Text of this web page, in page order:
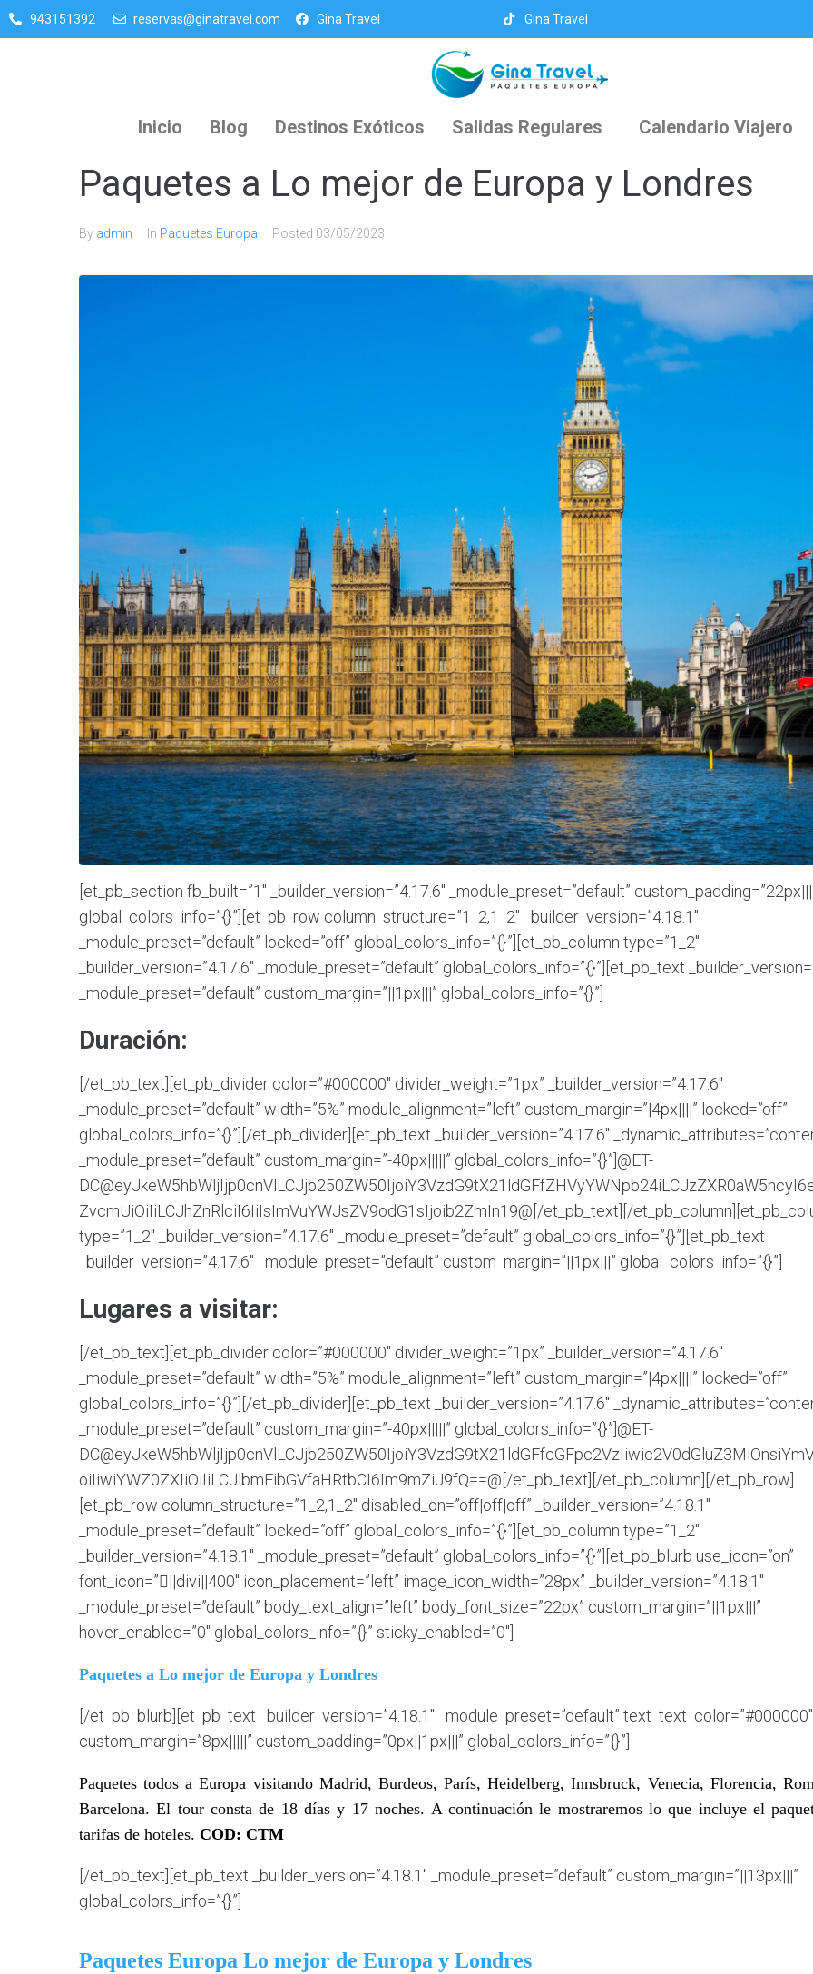
943151392 reservas@ginatravel.com Gina Travel Gina Travel
Inicio Blog Destinos Exóticos Salidas Regulares Calendario Viajero
Paquetes a Lo mejor de Europa y Londres
By admin In Paquetes Europa Posted 03/05/2023
[et_pb_section fb_built=”1″ _builder_version=”4.17.6″ _module_preset=”default”
global_colors_info=”{}”][et_pb_row column_structure=”1_2,1_2″ _builder_version=”4.18.1″
_module_preset=”default” locked=”off” global_colors_info=”{}”][et_pb_column type=”1_2″
_builder_version=”4.17.6″ _module_preset=”default” global_colors_info=”{}”][et_pb_text
_module_preset=”default” custom_margin=”||1px|||” global_colors_info=”{}”]
Duración:
[/et_pb_text][et_pb_divider color=”#000000″ divider_weight=”1px” _builder_version=”4.17.6″
_module_preset=”default” width=”5%” module_alignment=”left” custom_margin=”|4px||||” locked=”off”
global_colors_info=”{}”][/et_pb_divider][et_pb_text _builder_version=”4.17.6″
_module_preset=”default” custom_margin=”-40px|||||” global_colors_info=”{}”]@ET-
ZvcmUiOiIiLCJhZnRlciI6IiIsImVuYWJsZV9odG1sIjoib2ZmIn19@[/et_pb_text][/
type=”1_2″ _builder_version=”4.17.6″ _module_preset=”default” global_colors_info=”{}”][et_pb_text
_builder_version=”4.17.6″ _module_preset=”default” custom_margin=”||1px|||” global_colors_info=”{}”]
Lugares a visitar:
[/et_pb_text][et_pb_divider color=”#000000″ divider_weight=”1px” _builder_version=”4.17.6″
_module_preset=”default” width=”5%” module_alignment=”left” custom_margin=”|4px||||” locked=”off”
global_colors_info=”{}”][/et_pb_divider][et_pb_text _builder_version=”4.17.6″
_module_preset=”default” custom_margin=”-40px|||||” global_colors_info=”{}”]@ET-
oiIiwiYWZ0ZXIiOiIiLCJlbmFibGVfaHRtbCI6Im9mZiJ9fQ==@[/et_pb_text][/et_pb_column][/et_pb_row]
[et_pb_row column_structure=”1_2,1_2″ disabled_on=”off|off|off” _builder_version=”4.18.1″
_module_preset=”default” locked=”off” global_colors_info=”{}”][et_pb_column type=”1_2″
_builder_version=”4.18.1″ _module_preset=”default” global_colors_info=”{}”][et_pb_blurb use_icon=”on”
font_icon=”||divi||400″ icon_placement=”left” image_icon_width=”28px” _builder_version=”4.18.1″
_module_preset=”default” body_text_align=”left” body_font_size=”22px” custom_margin=”||1px|||”
hover_enabled=”0″ global_colors_info=”{}” sticky_enabled=”0″]
Paquetes a Lo mejor de Europa y Londres
[/et_pb_blurb][et_pb_text _builder_version=”4.18.1″ _module_preset=”default” text_text_color=”#000000″
custom_margin=”8px|||||” custom_padding=”0px||1px|||” global_colors_info=”{}”]
Paquetes todos a Europa visitando Madrid, Burdeos, París, Heidelberg, Innsbruck, Venecia, Florencia,
Barcelona. El tour consta de 18 días y 17 noches. A continuación le mostraremos lo que incluye el
tarifas de hoteles. COD: CTM
[/et_pb_text][et_pb_text _builder_version=”4.18.1″ _module_preset=”default” custom_margin=”||13px|||”
global_colors_info=”{}”]
Paquetes Europa Lo mejor de Europa y Londres